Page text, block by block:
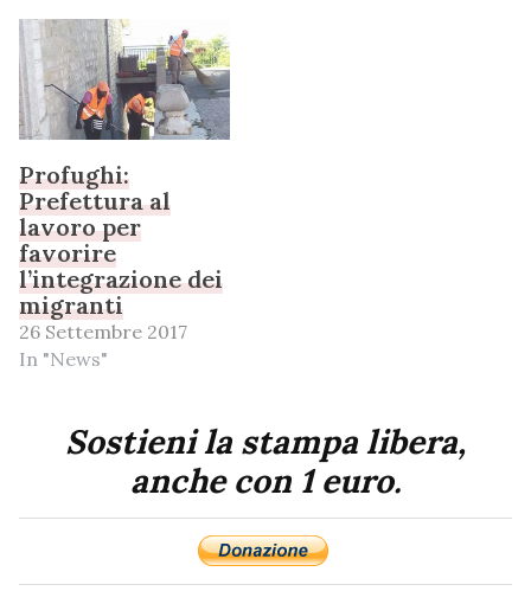
Profughi:
Prefettura al
lavoro per
favorire
l’integrazione dei
migranti
26 Settembre 2017
In "News"
Sostieni la stampa libera,
anche con 1 euro.